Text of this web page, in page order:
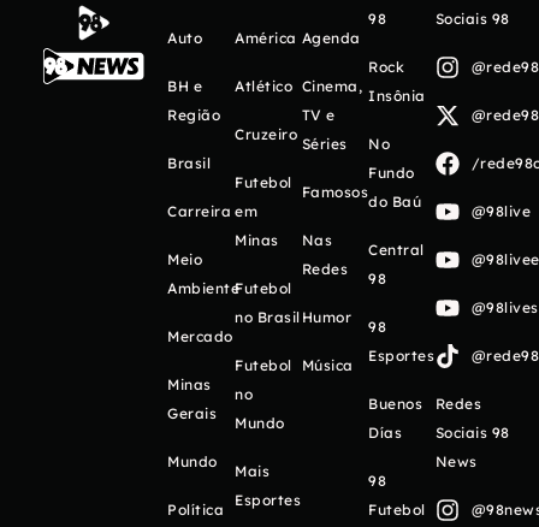
Auto
BH e
Região
Brasil
Carreira
Meio
Ambiente
Mercado
Minas
Gerais
Mundo
Política
América
Atlético
Cruzeiro
Futebol
em
Minas
Futebol
no Brasil
Futebol
no
Mundo
Mais
Esportes
Agenda
Cinema,
TV e
Séries
Famosos
Nas
Redes
Humor
Música
98
Rock
Insônia
No
Fundo
do Baú
Central
98
98
Esportes
Buenos
Días
98
Futebol
Sociais 98
/
@98live
Redes
Sociais 98
News